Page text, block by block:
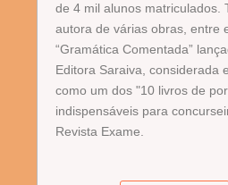
de 4 mil alunos matriculados.
autora de várias obras, entre
“Gramática Comentada”
Editora Saraiva, considerada
como um dos "10 livros de
indispensáveis para
Revista Exame.